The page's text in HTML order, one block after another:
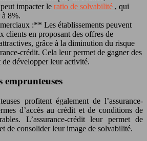
impacter le ratio de solvabilité , qui
à 8%.
:** Les établissements peuvent
clients en proposant des offres de
grâce à la diminution du risque
crédit. Cela leur permet de gagner des
de développer leur activité.
emprunteuses
profitent également de l’assurance-
d’accès au crédit et de conditions de
L’assurance-crédit leur permet de
de consolider leur image de solvabilité.